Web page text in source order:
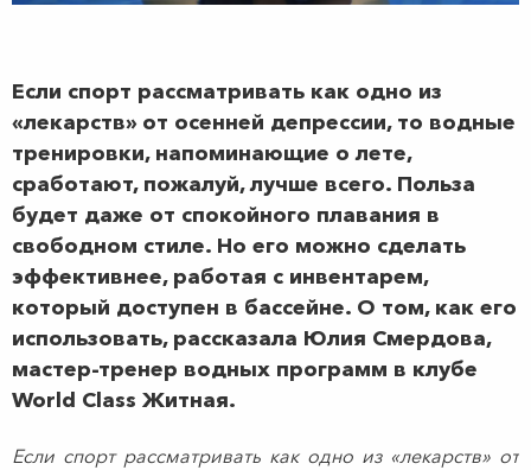
Если спорт рассматривать как одно из
«лекарств» от осенней депрессии, то водные
тренировки, напоминающие о лете,
сработают, пожалуй, лучше всего. Польза
будет даже от спокойного плавания в
свободном стиле. Но его можно сделать
эффективнее, работая с инвентарем,
который доступен в бассейне. О том, как его
использовать, рассказала Юлия Смердова,
мастер-тренер водных программ в клубе
World Class Житная.
Если спорт рассматривать как одно из «лекарств» от